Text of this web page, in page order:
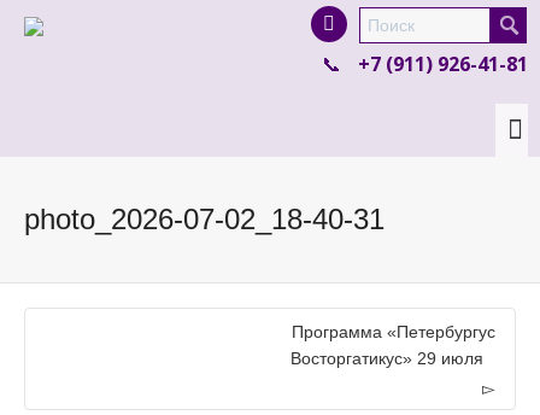
product in a size size .
colour items.
+7 (911) 926-41-81
photo_2026-07-02_18-40-31
Программа «Петербургус
Восторгатикус» 29 июля